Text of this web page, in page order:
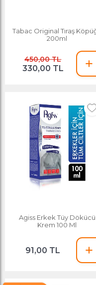
Tabac Original Tıraş
200ml
450,00 TL
330,00 TL
Agiss Erkek Tüy Dökücü
Krem 100 Ml
91,00 TL